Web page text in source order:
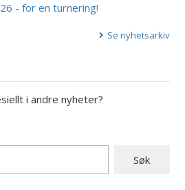
- for en turnering!
Se nyhetsarkiv
i andre nyheter?